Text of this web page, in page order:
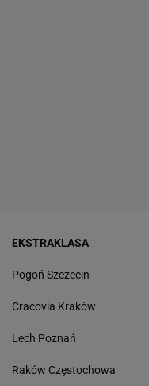
EKSTRAKLASA
Pogoń Szczecin
Cracovia Kraków
Lech Poznań
Raków Częstochowa